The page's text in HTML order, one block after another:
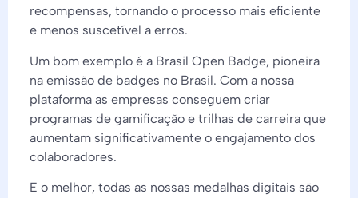
recompensas, tornando o processo mais eficiente
e menos suscetível a erros.
Um bom exemplo é a Brasil Open Badge, pioneira
na emissão de badges no Brasil. Com a nossa
plataforma as empresas conseguem criar
programas de gamificação e trilhas de carreira que
aumentam significativamente o engajamento dos
colaboradores.
E o melhor, todas as nossas medalhas digitais são